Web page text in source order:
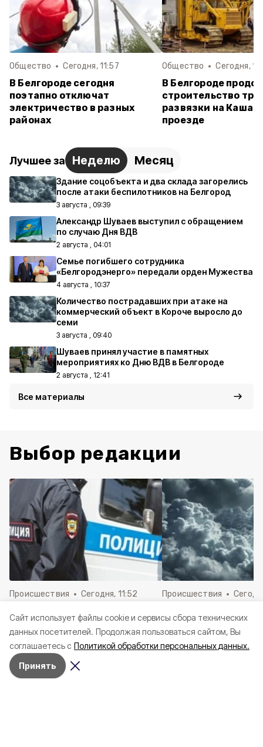
Cайт использует файлы cookie и сервисы сбора технических
данных посетителей. Продолжая пользоваться сайтом, Вы
соглашаетесь с Политикой обработки персональных данных.
Принять
Общество Сегодня, 11:57
В Белгороде сегодня
поэтапно отключат
электричество в разных
районах
Общество Сегодня,
В Белгороде
строительство
развязки на
проезде
Лучшее за Неделю Месяц
Здание соцобъекта и два склада загорелись
после атаки беспилотников на Белгород
3 августа , 09:39
Александр Шуваев выступил с обращением
по случаю Дня ВДВ
2 августа , 04:01
Семье погибшего сотрудника
«Белгородэнерго» передали орден Мужества
4 августа , 10:37
Количество пострадавших при атаке на
коммерческий объект в Короче выросло до
семи
3 августа , 09:40
Шуваев принял участие в памятных
мероприятиях ко Дню ВДВ в Белгороде
2 августа , 12:41
Все материалы
Выбор редакции
Происшествия Сегодня, 11:52
белгородцев 49,5 млн рублей
под предлогом ввоза авто из-
за рубежа
Происшествия
Белгородской
ранены двое